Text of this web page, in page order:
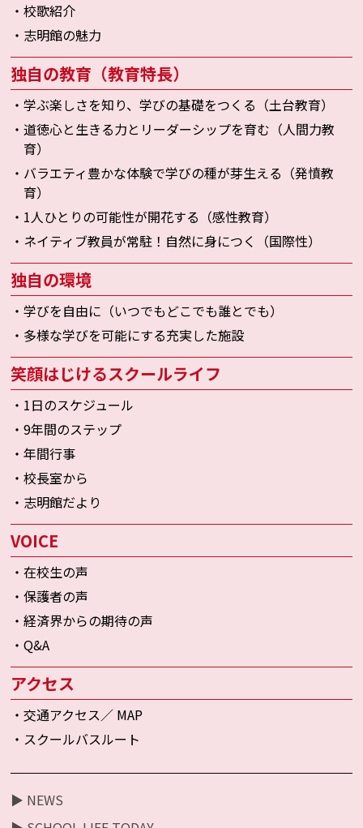
・校歌紹介
・志明館の魅力
独自の教育（教育特長）
・学ぶ楽しさを知り、学びの基礎をつくる（土台教育）
・道徳心と生きる力とリーダーシップを育む（人間力教
育）
・バラエティ豊かな体験で学びの種が芽生える（発憤教
育）
・1人ひとりの可能性が開花する（感性教育）
・ネイティブ教員が常駐！自然に身につく（国際性）
独自の環境
・学びを自由に（いつでもどこでも誰とでも）
・多様な学びを可能にする充実した施設
笑顔はじけるスクールライフ
・1日のスケジュール
・9年間のステップ
・年間行事
・校長室から
・志明館だより
VOICE
・在校生の声
・保護者の声
・経済界からの期待の声
・Q&A
アクセス
・交通アクセス／ MAP
・スクールバスルート
▶ NEWS